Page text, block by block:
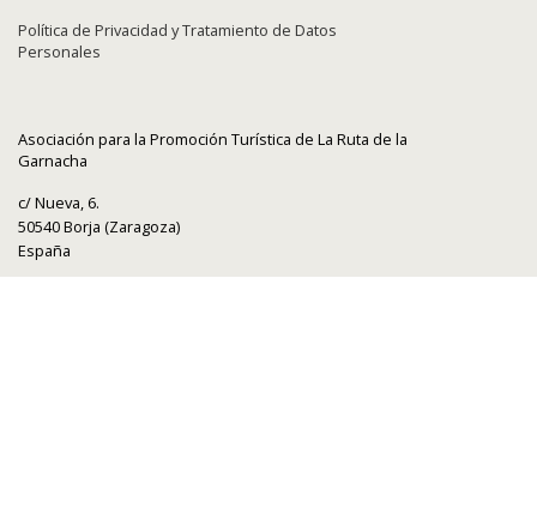
Política de Privacidad y Tratamiento de Datos
Personales
Asociación para la Promoción Turística de La Ruta de la
Garnacha
c/ Nueva, 6.
50540 Borja (Zaragoza)
España